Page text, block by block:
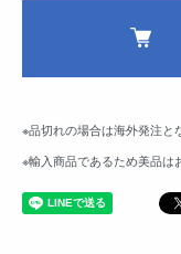
※品切れの場合は海外発注と
※輸入商品であるため美品は